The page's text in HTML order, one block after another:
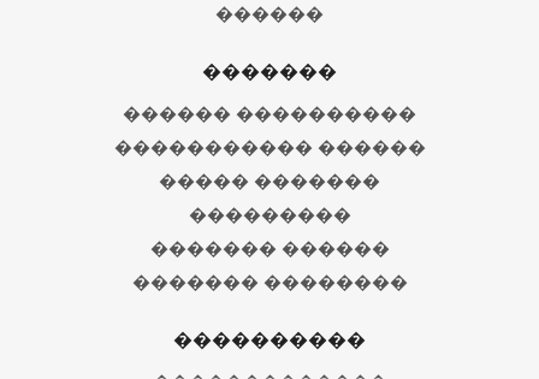
������
�������
������ ����������
����������� ������
����� �������
���������
������� ������
������� ��������
����������